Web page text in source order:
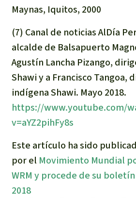
Maynas, Iquitos, 2000
(7) Canal de noticias AlDía
alcalde de Balsapuerto
Agustín Lancha Pizango,
Shawi y a Francisco Tangoa,
indígena Shawi. Mayo 2018.
https://www.youtube.com/
v=aYZ2pihFy8s
Este artículo ha sido
por el Movimiento Mundial
WRM y procede de su
2018